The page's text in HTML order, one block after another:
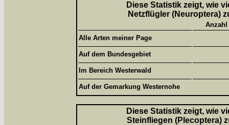
Diese Statistik zeigt, wie
Netzflügler (Neuroptera)
Alle Arten meiner Page
Auf dem Bundesgebiet
Im Bereich Westerwald
Auf der Gemarkung Westernohe
Diese Statistik zeigt, wie
Steinfliegen (Plecoptera)